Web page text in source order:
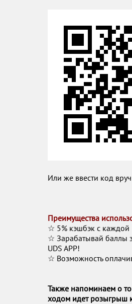
Или же ввести код
Преимущества
☆ 5% кэшбэк с каждой
☆ Зарабатывай баллы
UDS APP!
☆ Возможность
Также напоминаем о
ходом идет розыгрыш